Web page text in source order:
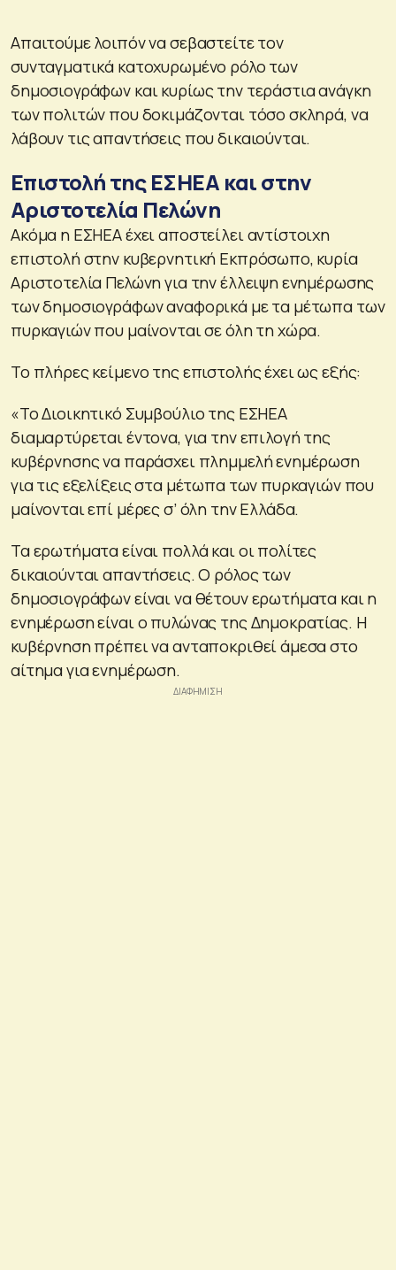
Απαιτούμε λοιπόν να σεβαστείτε τον
συνταγματικά κατοχυρωμένο ρόλο των
δημοσιογράφων και κυρίως την τεράστια ανάγκη
των πολιτών που δοκιμάζονται τόσο σκληρά, να
λάβουν τις απαντήσεις που δικαιούνται.
Επιστολή της ΕΣΗΕΑ και στην
Αριστοτελία Πελώνη
Ακόμα η ΕΣΗΕΑ έχει αποστείλει αντίστοιχη
επιστολή στην κυβερνητική Εκπρόσωπο, κυρία
Αριστοτελία Πελώνη για την έλλειψη ενημέρωσης
των δημοσιογράφων αναφορικά με τα μέτωπα των
πυρκαγιών που μαίνονται σε όλη τη χώρα.
Το πλήρες κείμενο της επιστολής έχει ως εξής:
«Το Διοικητικό Συμβούλιο της ΕΣΗΕΑ
διαμαρτύρεται έντονα, για την επιλογή της
κυβέρνησης να παράσχει πλημμελή ενημέρωση
για τις εξελίξεις στα μέτωπα των πυρκαγιών που
μαίνονται επί μέρες σ’ όλη την Ελλάδα.
Τα ερωτήματα είναι πολλά και οι πολίτες
δικαιούνται απαντήσεις. Ο ρόλος των
δημοσιογράφων είναι να θέτουν ερωτήματα και η
ενημέρωση είναι ο πυλώνας της Δημοκρατίας. Η
κυβέρνηση πρέπει να ανταποκριθεί άμεσα στο
αίτημα για ενημέρωση.